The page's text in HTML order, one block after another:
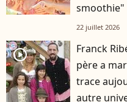
smoothie"
22 juillet 2026
player2
Franck
père a
trace
autre